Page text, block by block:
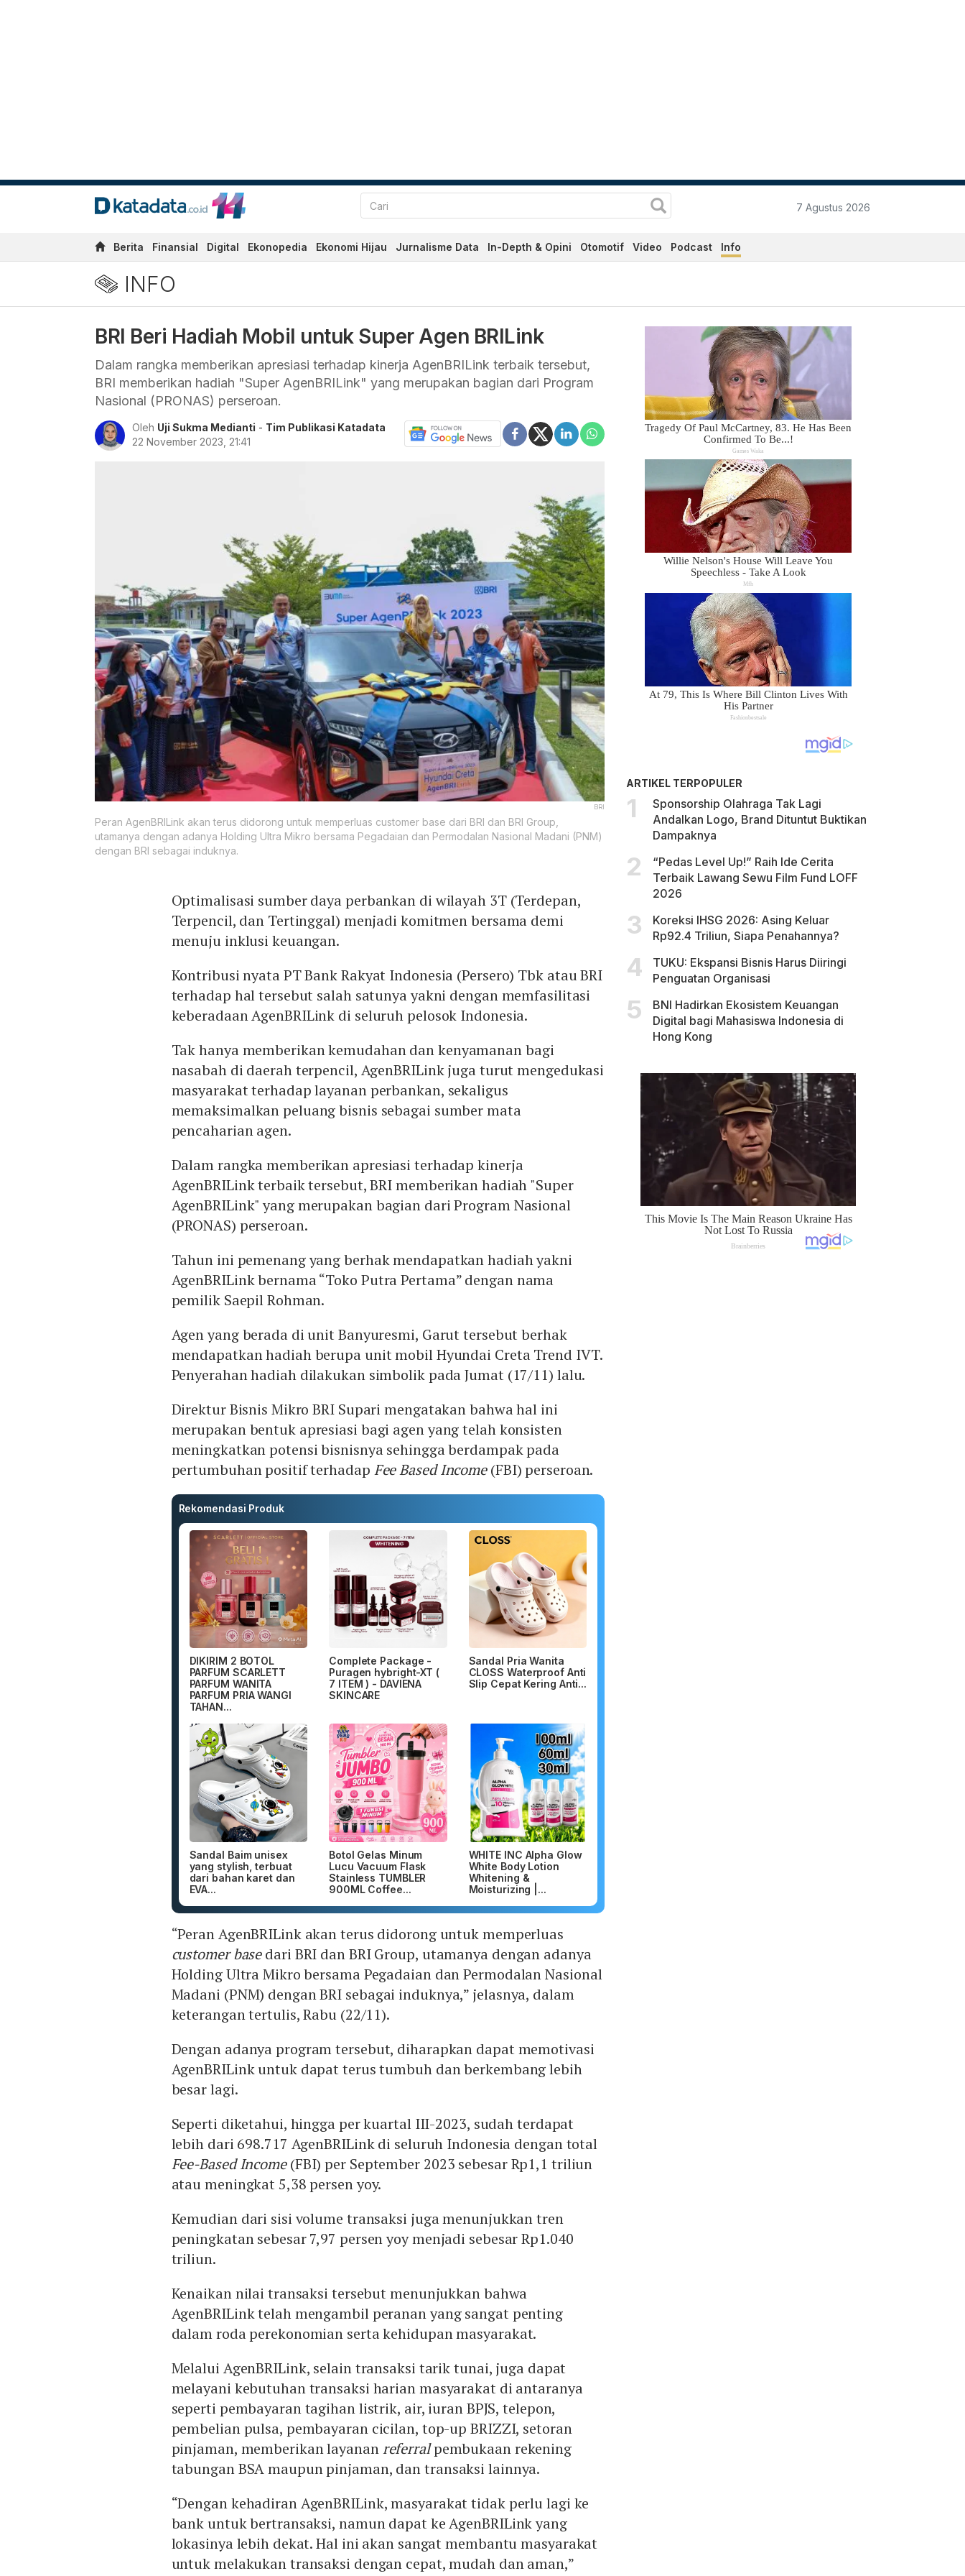
7 Agustus 2026
Berita Finansial Digital Ekonopedia Ekonomi Hijau Jurnalisme Data In-Depth & Opini Otomotif Video Podcast Info
INFO
BRI Beri Hadiah Mobil untuk Super Agen BRILink
Dalam rangka memberikan apresiasi terhadap kinerja AgenBRILink terbaik tersebut,
BRI memberikan hadiah "Super AgenBRILink" yang merupakan bagian dari Program
Nasional (PRONAS) perseroan.
Oleh Uji Sukma Medianti - Tim Publikasi Katadata
22 November 2023, 21:41
BRI
Peran AgenBRILink akan terus didorong untuk memperluas customer base dari BRI dan BRI Group,
utamanya dengan adanya Holding Ultra Mikro bersama Pegadaian dan Permodalan Nasional Madani (PNM)
dengan BRI sebagai induknya.
Optimalisasi sumber daya perbankan di wilayah 3T (Terdepan,
Terpencil, dan Tertinggal) menjadi komitmen bersama demi
menuju inklusi keuangan.
Kontribusi nyata PT Bank Rakyat Indonesia (Persero) Tbk atau BRI
terhadap hal tersebut salah satunya yakni dengan memfasilitasi
keberadaan AgenBRILink di seluruh pelosok Indonesia.
Tak hanya memberikan kemudahan dan kenyamanan bagi
nasabah di daerah terpencil, AgenBRILink juga turut mengedukasi
masyarakat terhadap layanan perbankan, sekaligus
memaksimalkan peluang bisnis sebagai sumber mata
pencaharian agen.
Dalam rangka memberikan apresiasi terhadap kinerja
AgenBRILink terbaik tersebut, BRI memberikan hadiah "Super
AgenBRILink" yang merupakan bagian dari Program Nasional
(PRONAS) perseroan.
Tahun ini pemenang yang berhak mendapatkan hadiah yakni
AgenBRILink bernama “Toko Putra Pertama” dengan nama
pemilik Saepil Rohman.
Agen yang berada di unit Banyuresmi, Garut tersebut berhak
mendapatkan hadiah berupa unit mobil Hyundai Creta Trend IVT.
Penyerahan hadiah dilakukan simbolik pada Jumat (17/11) lalu.
Direktur Bisnis Mikro BRI Supari mengatakan bahwa hal ini
merupakan bentuk apresiasi bagi agen yang telah konsisten
meningkatkan potensi bisnisnya sehingga berdampak pada
pertumbuhan positif terhadap Fee Based Income(FBI) perseroan.
Rekomendasi Produk
DIKIRIM 2 BOTOL
PARFUM SCARLETT
PARFUM WANITA
PARFUM PRIA WANGI
TAHAN...
Complete Package -
Puragen hybright-XT (
7 ITEM ) - DAVIENA
SKINCARE
Sandal Pria Wanita
CLOSS Waterproof Anti
Slip Cepat Kering Anti...
Sandal Baim unisex
yang stylish, terbuat
dari bahan karet dan
EVA...
Botol Gelas Minum
Lucu Vacuum Flask
Stainless TUMBLER
900ML Coffee...
WHITE INC Alpha Glow
White Body Lotion
Whitening &
Moisturizing |...
“Peran AgenBRILink akan terus didorong untuk memperluas
customer basedari BRI dan BRI Group, utamanya dengan adanya
Holding Ultra Mikro bersama Pegadaian dan Permodalan Nasional
Madani (PNM) dengan BRI sebagai induknya,” jelasnya, dalam
keterangan tertulis, Rabu (22/11).
Dengan adanya program tersebut, diharapkan dapat memotivasi
AgenBRILink untuk dapat terus tumbuh dan berkembang lebih
besar lagi.
Seperti diketahui, hingga per kuartal III-2023, sudah terdapat
lebih dari 698.717 AgenBRILink di seluruh Indonesia dengan total
Fee-Based Income(FBI) per September 2023 sebesar Rp1,1 triliun
atau meningkat 5,38 persen yoy.
Kemudian dari sisi volume transaksi juga menunjukkan tren
peningkatan sebesar 7,97 persen yoy menjadi sebesar Rp1.040
triliun.
Kenaikan nilai transaksi tersebut menunjukkan bahwa
AgenBRILink telah mengambil peranan yang sangat penting
dalam roda perekonomian serta kehidupan masyarakat.
Melalui AgenBRILink, selain transaksi tarik tunai, juga dapat
melayani kebutuhan transaksi harian masyarakat di antaranya
seperti pembayaran tagihan listrik, air, iuran BPJS, telepon,
pembelian pulsa, pembayaran cicilan, top-up BRIZZI, setoran
pinjaman, memberikan layananreferralpembukaan rekening
tabungan BSA maupun pinjaman, dan transaksi lainnya.
“Dengan kehadiran AgenBRILink, masyarakat tidak perlu lagi ke
bank untuk bertransaksi, namun dapat ke AgenBRILink yang
lokasinya lebih dekat. Hal ini akan sangat membantu masyarakat
untuk melakukan transaksi dengan cepat, mudah dan aman,”
ARTIKEL TERPOPULER
Sponsorship Olahraga Tak Lagi
Andalkan Logo, Brand Dituntut Buktikan
Dampaknya
“Pedas Level Up!” Raih Ide Cerita
Terbaik Lawang Sewu Film Fund LOFF
2026
Koreksi IHSG 2026: Asing Keluar
Rp92.4 Triliun, Siapa Penahannya?
TUKU: Ekspansi Bisnis Harus Diiringi
Penguatan Organisasi
BNI Hadirkan Ekosistem Keuangan
Digital bagi Mahasiswa Indonesia di
Hong Kong